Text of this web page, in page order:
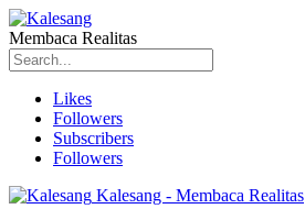
Membaca Realitas
Likes
Followers
Subscribers
Followers
Kalesang - Membaca Realitas